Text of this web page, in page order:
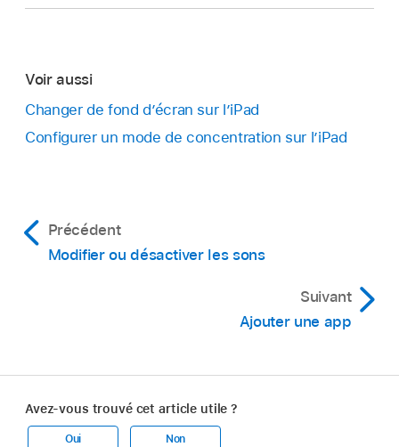
Voir aussi
Changer de fond d’écran sur l’iPad
Configurer un mode de concentration sur l’iPad
Précédent
Modifier ou désactiver les sons
Suivant
Ajouter une app
Avez-vous trouvé cet article utile ?
Oui Non